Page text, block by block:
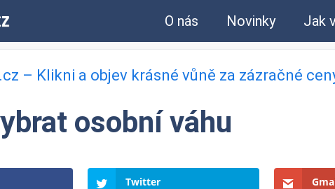
O nás Novinky Jak
– Klikni a objev krásné vůně za zázračné
osobní váhu
Twitter